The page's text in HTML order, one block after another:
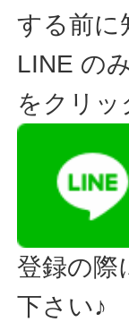
する前
LINE の
をクリッ
登録の際
下さい♪